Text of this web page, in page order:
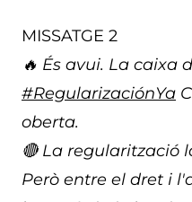
MISSATGE 2
🔥 És avui. La caixa
#RegularizaciónYa
oberta.
🔴 La regularització
Però entre el dret i